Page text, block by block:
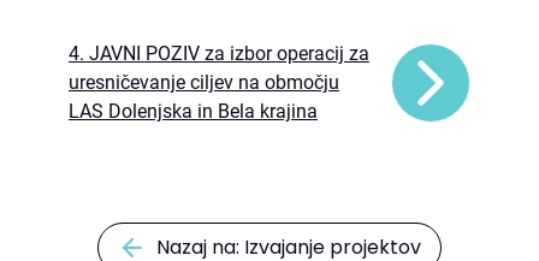
4. JAVNI POZIV za izbor operacij za
uresničevanje ciljev na območju
LAS Dolenjska in Bela krajina
Nazaj na: Izvajanje projektov